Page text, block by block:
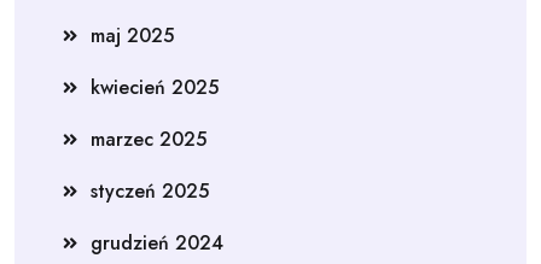
maj 2025
kwiecień 2025
marzec 2025
styczeń 2025
grudzień 2024